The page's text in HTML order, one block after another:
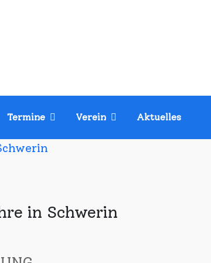
Termine Verein Aktuelles
in Schwerin